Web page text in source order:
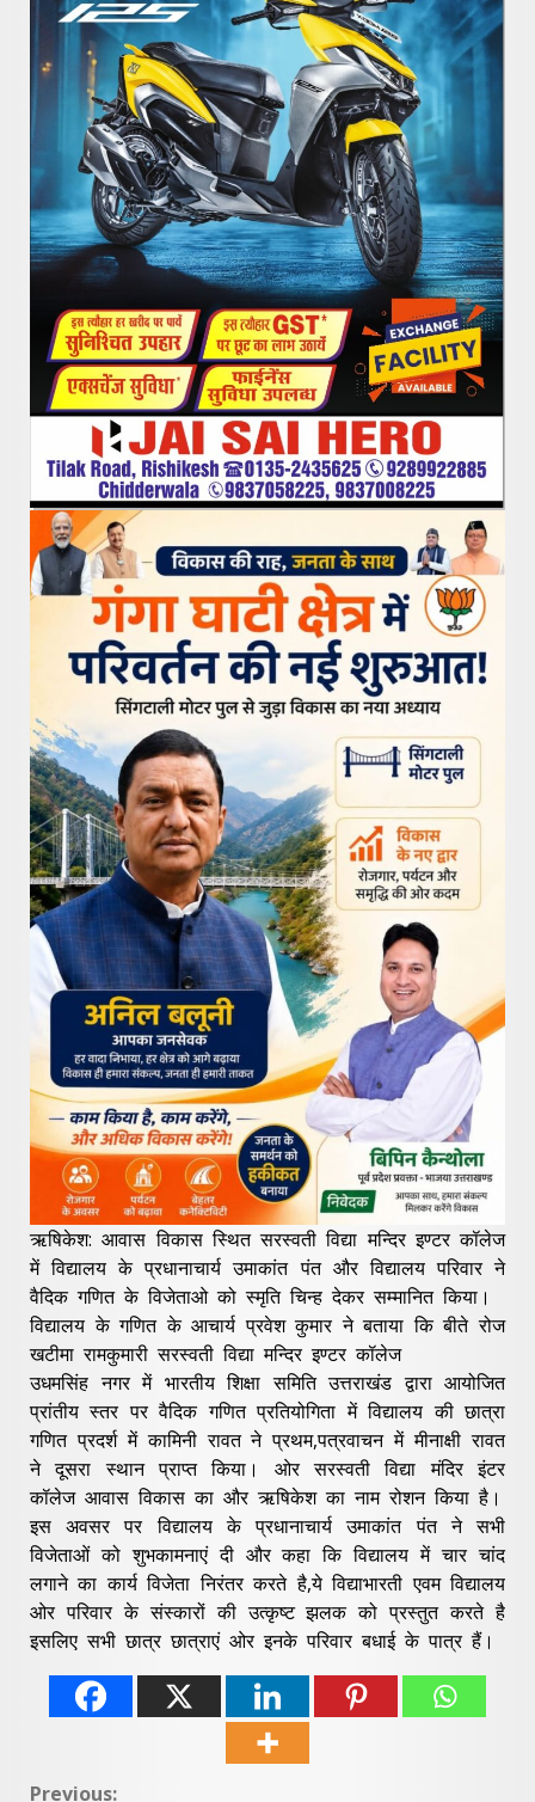
ऋषिकेश: आवास विकास स्थित सरस्वती विद्या मन्दिर इण्टर कॉलेज
में विद्यालय के प्रधानाचार्य उमाकांत पंत और विद्यालय परिवार ने
वैदिक गणित के विजेताओ को स्मृति चिन्ह देकर सम्मानित किया।
विद्यालय के गणित के आचार्य प्रवेश कुमार ने बताया कि बीते रोज
खटीमा रामकुमारी सरस्वती विद्या मन्दिर इण्टर कॉलेज
उधमसिंह नगर में भारतीय शिक्षा समिति उत्तराखंड द्वारा आयोजित
प्रांतीय स्तर पर वैदिक गणित प्रतियोगिता में विद्यालय की छात्रा
गणित प्रदर्श में कामिनी रावत ने प्रथम,पत्रवाचन में मीनाक्षी रावत
ने दूसरा स्थान प्राप्त किया। ओर सरस्वती विद्या मंदिर इंटर
कॉलेज आवास विकास का और ऋषिकेश का नाम रोशन किया है।
इस अवसर पर विद्यालय के प्रधानाचार्य उमाकांत पंत ने सभी
विजेताओं को शुभकामनाएं दी और कहा कि विद्यालय में चार चांद
लगाने का कार्य विजेता निरंतर करते है,ये विद्याभारती एवम विद्यालय
ओर परिवार के संस्कारों की उत्कृष्ट झलक को प्रस्तुत करते है
इसलिए सभी छात्र छात्राएं ओर इनके परिवार बधाई के पात्र हैं।
Previous: